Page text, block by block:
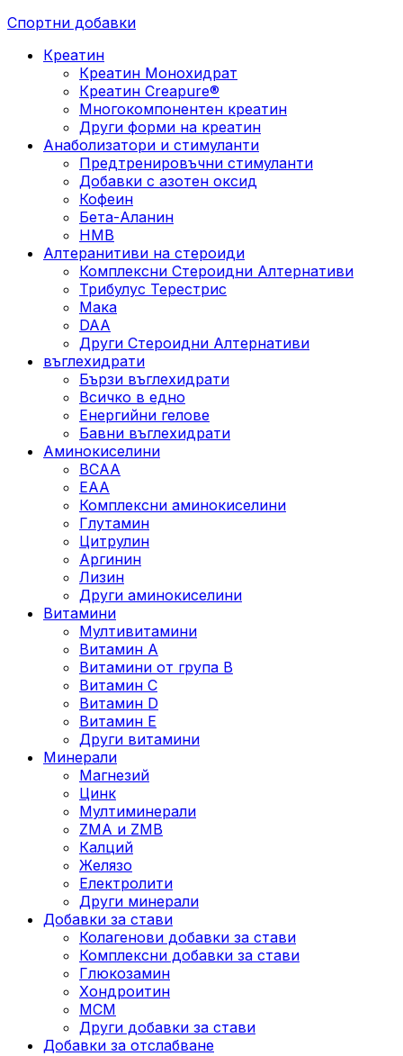
Спортни добавки
Креатин
Креатин Монохидрат
Креатин Creapure®
Многокомпонентен креатин
Други форми на креатин
Анаболизатори и стимуланти
Предтренировъчни стимуланти
Добавки с азотен оксид
Кофеин
Бета-Аланин
HMB
Алтеранитиви на стероиди
Комплексни Стероидни Алтернативи
Трибулус Терестрис
Maка
DAA
Други Стероидни Алтернативи
въглехидрати
Бързи въглехидрати
Всичко в едно
Енергийни гелове
Бавни въглехидрати
Аминокиселини
BCAA
EAA
Комплексни аминокиселини
Глутамин
Цитрулин
Аргинин
Лизин
Други аминокиселини
Витамини
Мултивитамини
Витамин А
Витамини от група B
Витамин C
Витамин D
Витамин E
Други витамини
Минерали
Магнезий
Цинк
Мултиминерали
ZMA и ZMB
Калций
Желязо
Електролити
Други минерали
Добавки за стави
Колагенови добавки за стави
Комплексни добавки за стави
Глюкозамин
Хондроитин
МСМ
Други добавки за стави
Добавки за отслабване